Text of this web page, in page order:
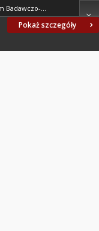
Pokaż szczegóły
Centrum Badawczo-Projektowe Żeglugi Śródlądowej we Wrocławiu. Oprac.